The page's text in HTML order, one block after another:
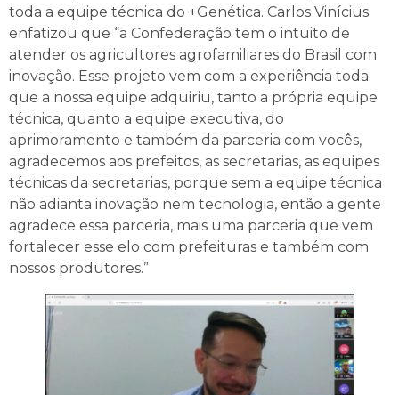
toda a equipe técnica do +Genética. Carlos Vinícius
enfatizou que “a Confederação tem o intuito de
atender os agricultores agrofamiliares do Brasil com
inovação. Esse projeto vem com a experiência toda
que a nossa equipe adquiriu, tanto a própria equipe
técnica, quanto a equipe executiva, do
aprimoramento e também da parceria com vocês,
agradecemos aos prefeitos, as secretarias, as equipes
técnicas da secretarias, porque sem a equipe técnica
não adianta inovação nem tecnologia, então a gente
agradece essa parceria, mais uma parceria que vem
fortalecer esse elo com prefeituras e também com
nossos produtores.”